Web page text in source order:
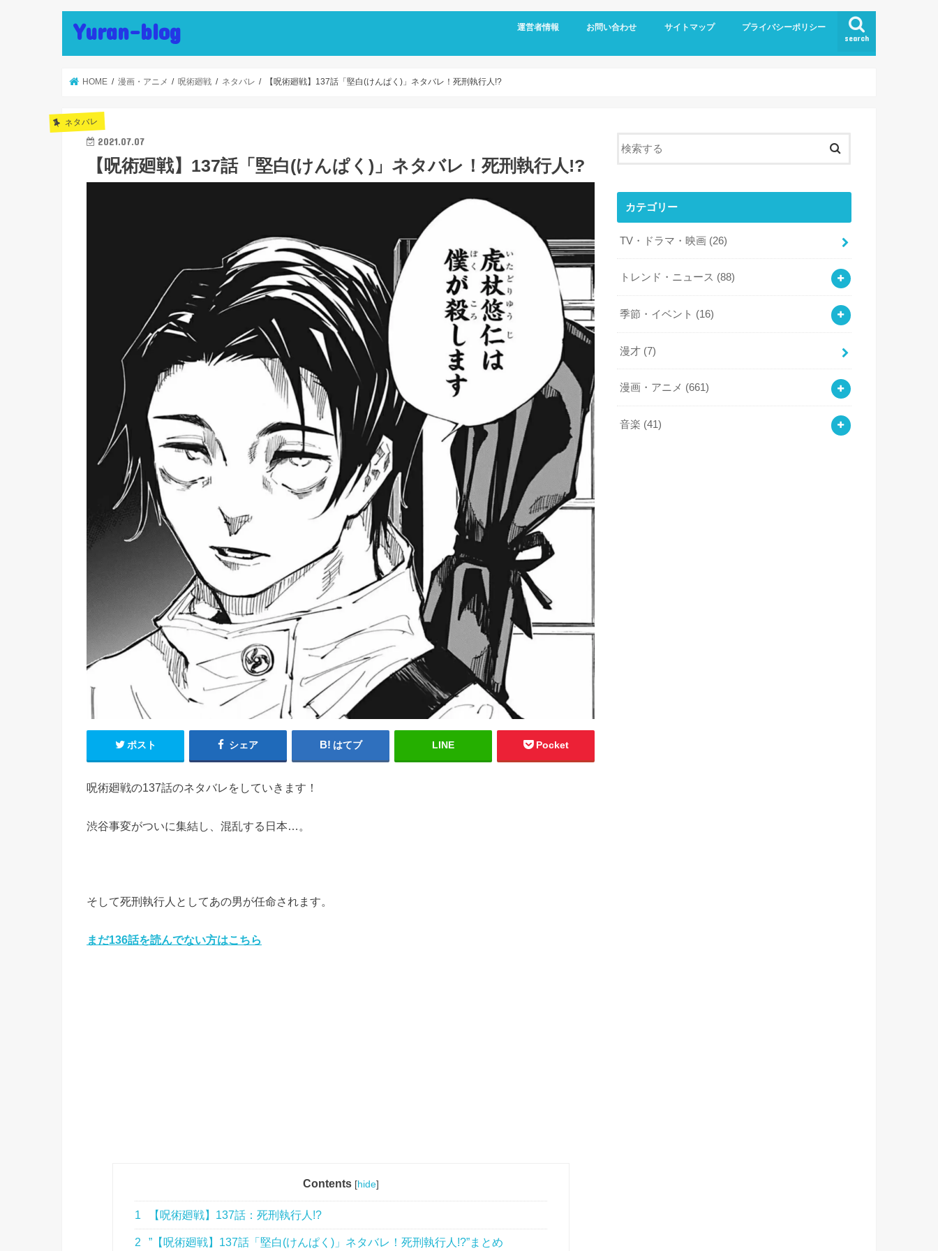
Yuran-blog search
運営者情報 お問い合わせ サイトマップ プライバシーポリシー
HOME 漫画・アニメ 呪術廻戦 ネタバレ 【呪術廻戦】137話「堅白(けんぱく)」ネタバレ！死刑執行人!?
ネタバレ
2021.07.07
【呪術廻戦】137話「堅白(けんぱく)」ネタバレ！死刑執行人!?
ポスト シェア はてブ LINE Pocket
呪術廻戦の137話のネタバレをしていきます！
渋谷事変がついに集結し、混乱する日本…。
そして死刑執行人としてあの男が任命されます。
まだ136話を読んでない方はこちら
Contents [hide]
1 【呪術廻戦】137話：死刑執行人!?
2 ”【呪術廻戦】137話「堅白(けんぱく)」ネタバレ！死刑執行人!?”まとめ
カテゴリー
TV・ドラマ・映画 (26)
トレンド・ニュース (88)
季節・イベント (16)
漫才 (7)
漫画・アニメ (661)
音楽 (41)